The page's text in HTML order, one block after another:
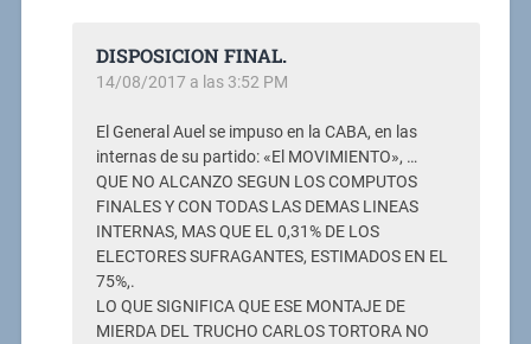
DISPOSICION FINAL.
14/08/2017 a las 3:52 PM
El General Auel se impuso en la CABA, en las
internas de su partido: «El MOVIMIENTO», …
QUE NO ALCANZO SEGUN LOS COMPUTOS
FINALES Y CON TODAS LAS DEMAS LINEAS
INTERNAS, MAS QUE EL 0,31% DE LOS
ELECTORES SUFRAGANTES, ESTIMADOS EN EL
75%,.
LO QUE SIGNIFICA QUE ESE MONTAJE DE
MIERDA DEL TRUCHO CARLOS TORTORA NO